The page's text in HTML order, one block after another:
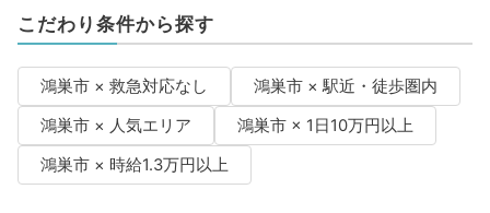
こだわり条件から探す
鴻巣市 × 救急対応なし
鴻巣市 × 駅近・徒歩圏内
鴻巣市 × 人気エリア
鴻巣市 × 1日10万円以上
鴻巣市 × 時給1.3万円以上